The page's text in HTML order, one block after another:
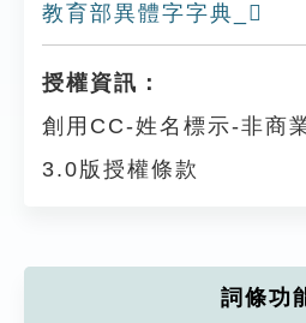
教育部異體字字典_𡪅
授權資訊：
創用CC-姓名標示-非商
3.0版授權條款
詞條功